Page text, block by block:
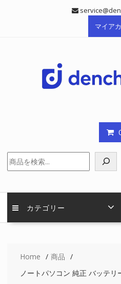
マイア
索
カテゴリー
Home
商品
ノートパソコン 純正 バッテリ